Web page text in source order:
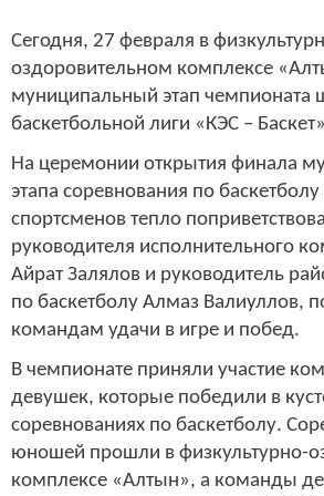
Сегодня, 27 февраля в
оздоровительном комплексе
муниципальный этап чемпионата
баскетбольной лиги «КЭС –
На церемонии открытия финала
этапа соревнования по
спортсменов тепло
руководителя исполнительного
Айрат Залялов и руководитель
по баскетболу Алмаз Валиуллов,
командам удачи в игре и побед.
В чемпионате приняли участие
девушек, которые победили в
соревнованиях по баскетболу.
юношей прошли в физкультурно-
комплексе «Алтын», а команды